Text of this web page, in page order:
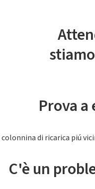
Prova
di ricarica piú
C'è un